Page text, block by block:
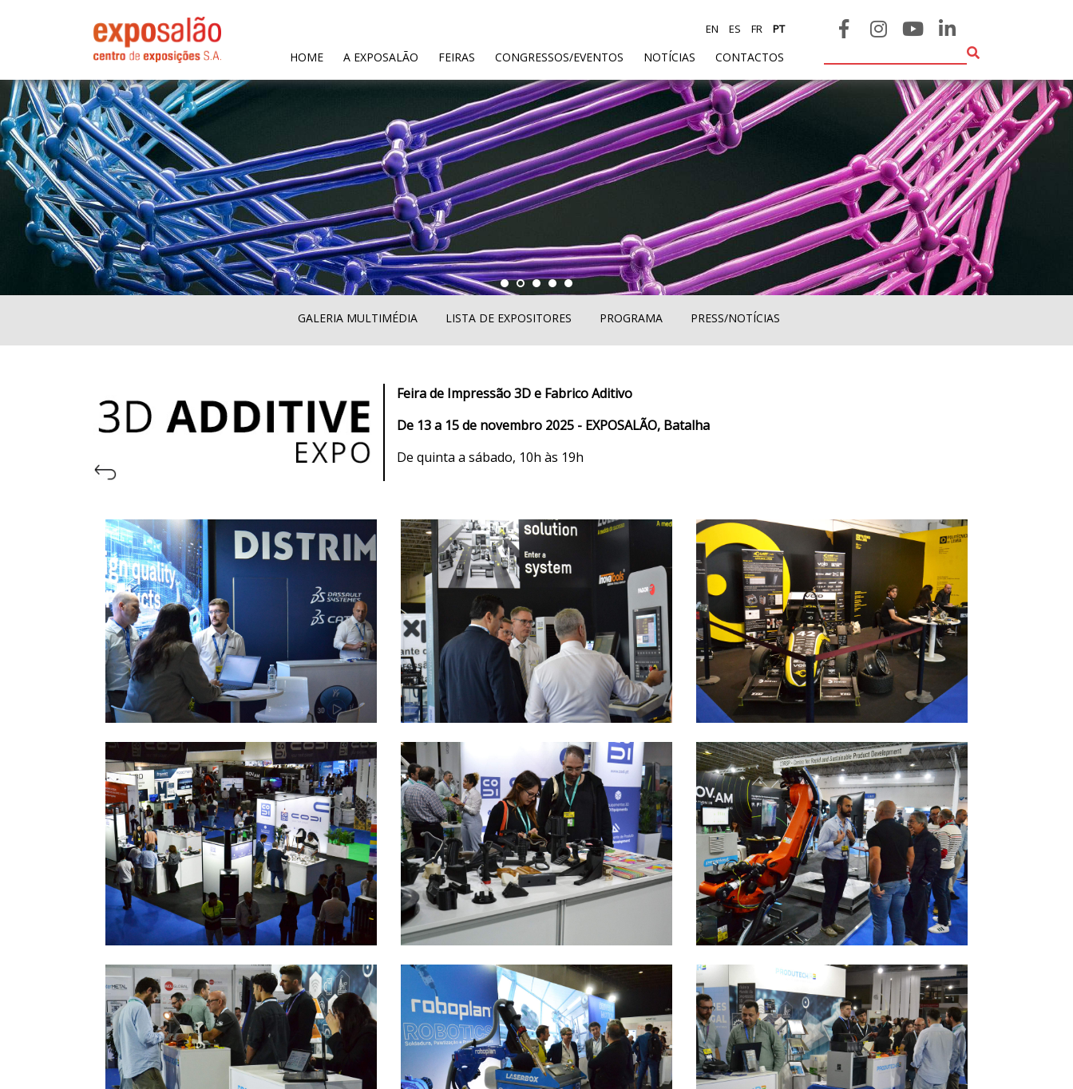
HOME(CURRENT)
A EXPOSALÃO FEIRAS CONGRESSOS/EVENTOS NOTÍCIAS CONTACTOS
EN ES FR PT
GALERIA MULTIMÉDIA LISTA DE EXPOSITORES PROGRAMA PRESS/NOTÍCIAS
Feira de Impressão 3D e Fabrico Aditivo
De 13 a 15 de novembro 2025 - EXPOSALÃO, Batalha
De quinta a sábado, 10h às 19h